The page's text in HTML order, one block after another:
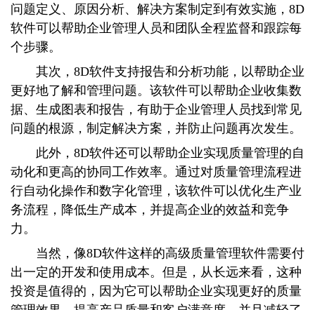
问题定义、原因分析、解决方案制定到有效实施，8D
软件可以帮助企业管理人员和团队全程监督和跟踪每
个步骤。
其次，8D软件支持报告和分析功能，以帮助企业
更好地了解和管理问题。该软件可以帮助企业收集数
据、生成图表和报告，有助于企业管理人员找到常见
问题的根源，制定解决方案，并防止问题再次发生。
此外，8D软件还可以帮助企业实现质量管理的自
动化和更高的协同工作效率。通过对质量管理流程进
行自动化操作和数字化管理，该软件可以优化生产业
务流程，降低生产成本，并提高企业的效益和竞争
力。
当然，像8D软件这样的高级质量管理软件需要付
出一定的开发和使用成本。但是，从长远来看，这种
投资是值得的，因为它可以帮助企业实现更好的质量